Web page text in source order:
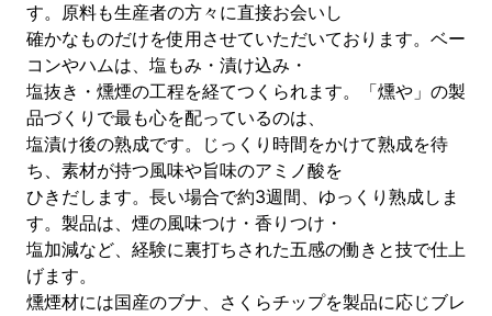
す。原料も生産者の方々に直接お会いし
確かなものだけを使用させていただいております。ベー
コンやハムは、塩もみ・漬け込み・
塩抜き・燻煙の工程を経てつくられます。「燻や」の製
品づくりで最も心を配っているのは、
塩漬け後の熟成です。じっくり時間をかけて熟成を待
ち、素材が持つ風味や旨味のアミノ酸を
ひきだします。長い場合で約3週間、ゆっくり熟成しま
す。製品は、煙の風味つけ・香りつけ・
塩加減など、経験に裏打ちされた五感の働きと技で仕上
げます。
燻煙材には国産のブナ、さくらチップを製品に応じブレ